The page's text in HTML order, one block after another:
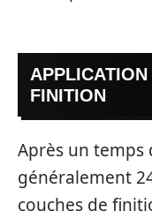
FINITION
Après un temps
généralement
couches de